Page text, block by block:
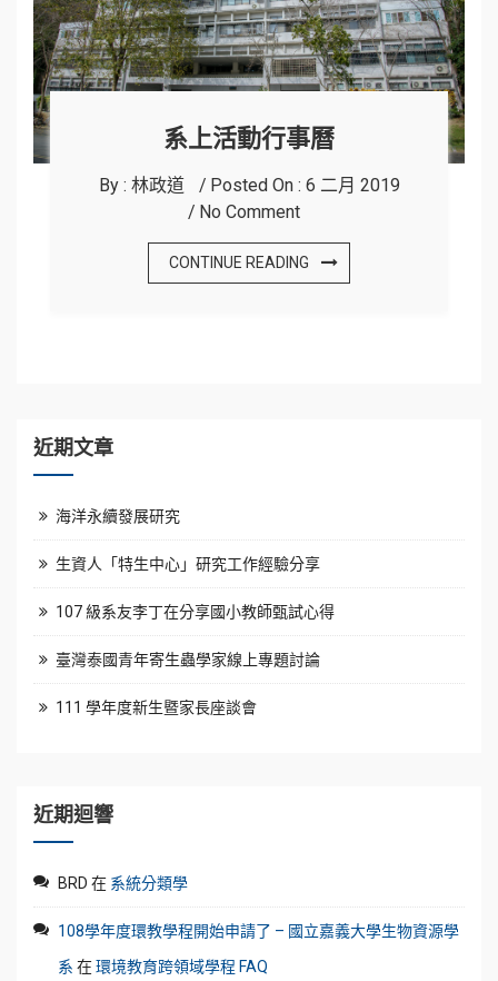
系上活動行事曆
By : 林政道 Posted On : 6 二月 2019
No Comment
CONTINUE READING
近期文章
海洋永續發展研究
生資人「特生中心」研究工作經驗分享
107 級系友李丁在分享國小教師甄試心得
臺灣泰國青年寄生蟲學家線上專題討論
111 學年度新生暨家長座談會
近期迴響
BRD 在 系統分類學
108學年度環教學程開始申請了 – 國立嘉義大學生物資源學
系 在環境教育跨領域學程 FAQ